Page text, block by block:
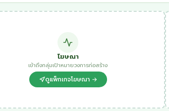
โฆษณา
เข้าถึงกลุ่มเป้าหมายวงการก่อสร้าง
ดูแพ็กเกจโฆษณา →